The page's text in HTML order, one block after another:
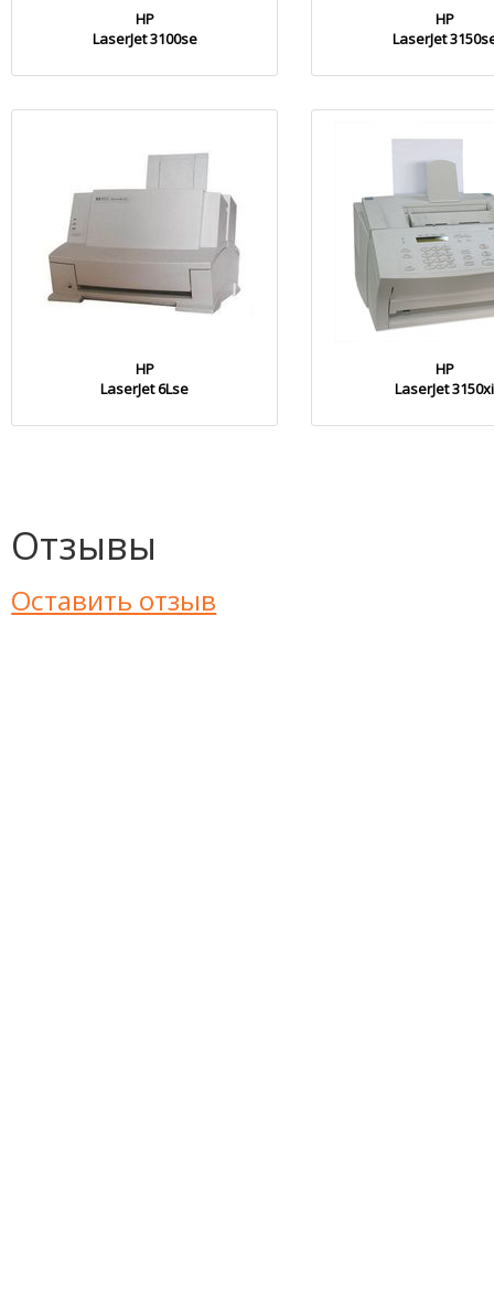
HP
LaserJet 3100se
HP
LaserJet
HP
LaserJet 6Lse
HP
LaserJet 3150xi
Отзывы
Оставить отзыв